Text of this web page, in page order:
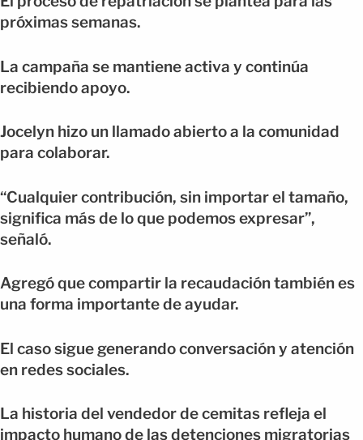
próximas semanas.
La campaña se mantiene activa y continúa
recibiendo apoyo.
Jocelyn hizo un llamado abierto a la comunidad
para colaborar.
“Cualquier contribución, sin importar el tamaño,
significa más de lo que podemos expresar”,
señaló.
Agregó que compartir la recaudación también es
una forma importante de ayudar.
El caso sigue generando conversación y atención
en redes sociales.
La historia del vendedor de cemitas refleja el
impacto humano de las detenciones migratorias